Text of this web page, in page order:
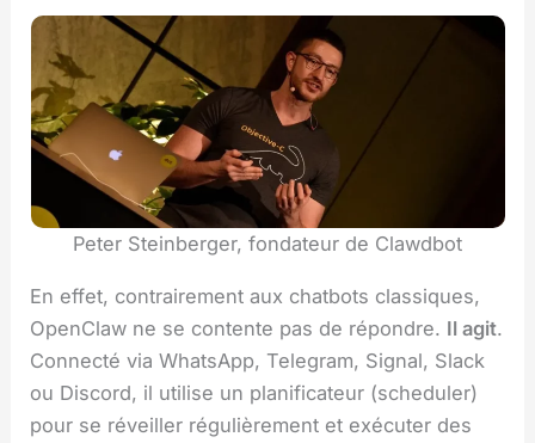
Peter Steinberger, fondateur de Clawdbot
En effet, contrairement aux chatbots classiques,
OpenClaw ne se contente pas de répondre. Il agit.
Connecté via WhatsApp, Telegram, Signal, Slack
ou Discord, il utilise un planificateur (scheduler)
pour se réveiller régulièrement et exécuter des